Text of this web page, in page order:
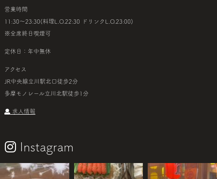
営業時間
11:30～23:30(料理L.O.22:30 ドリンクL.O.23:00)
※全席終日喫煙可
定休日：年中無休
アクセス
JR中央線立川駅北口徒歩2分
多摩モノレール立川北駅徒歩1分
求人情報
Instagram